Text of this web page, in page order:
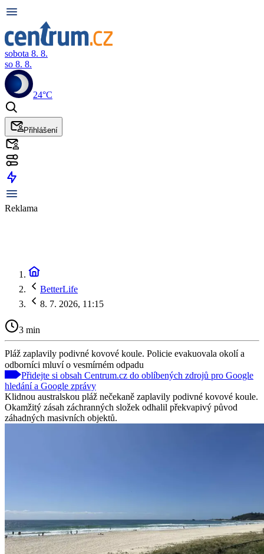
sobota 8. 8.
so 8. 8.
24°C
Přihlášení
Reklama
BetterLife
8. 7. 2026, 11:15
3 min
Pláž zaplavily podivné kovové koule. Policie evakuovala okolí a
odborníci mluví o vesmírném odpadu
Přidejte si obsah Centrum.cz do oblíbených zdrojů pro Google
hledání a Google zprávy
Klidnou australskou pláž nečekaně zaplavily podivné kovové koule.
Okamžitý zásah záchranných složek odhalil překvapivý původ
záhadných masivních objektů.